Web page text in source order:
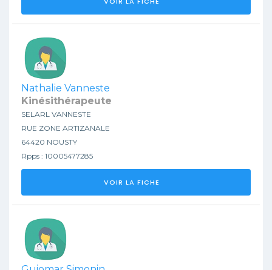
Nathalie Vanneste
Kinésithérapeute
SELARL VANNESTE
RUE ZONE ARTIZANALE
64420 NOUSTY
Rpps : 10005477285
VOIR LA FICHE